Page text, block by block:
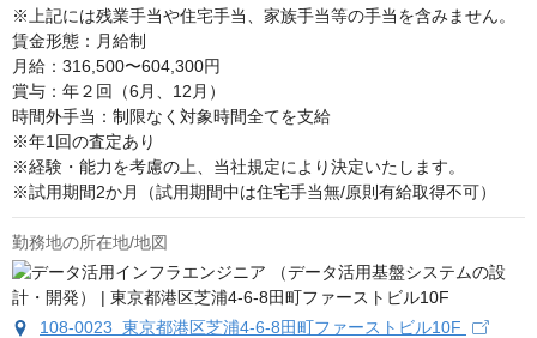
※上記には残業手当や住宅手当、家族手当等の手当を含みません。
賃金形態：月給制
月給：316,500〜604,300円
賞与：年２回（6月、12月）
時間外手当：制限なく対象時間全てを支給
※年1回の査定あり
※経験・能力を考慮の上、当社規定により決定いたします。
※試用期間2か月（試用期間中は住宅手当無/原則有給取得不可）
勤務地の所在地/地図
108-0023 東京都港区芝浦4-6-8田町ファーストビル10F